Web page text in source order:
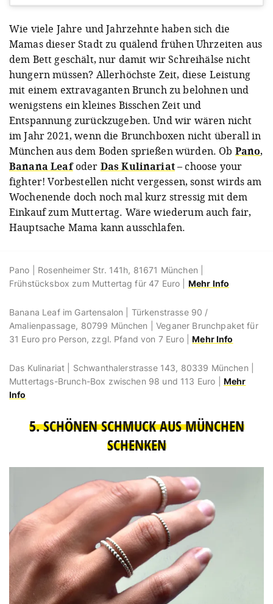
A post shared by Bananaleaf Vegan Pop Up Café (@bananaleafmunich)
Wie viele Jahre und Jahrzehnte haben sich die
Mamas dieser Stadt zu quälend frühen Uhrzeiten aus
dem Bett geschält, nur damit wir Schreihälse nicht
hungern müssen? Allerhöchste Zeit, diese Leistung
mit einem extravaganten Brunch zu belohnen und
wenigstens ein kleines Bisschen Zeit und
Entspannung zurückzugeben. Und wir wären nicht
im Jahr 2021, wenn die Brunchboxen nicht überall in
München aus dem Boden sprießen würden. Ob Pano,
Banana Leafoder Das Kulinariat– choose your
fighter! Vorbestellen nicht vergessen, sonst wirds am
Wochenende doch noch mal kurz stressig mit dem
Einkauf zum Muttertag. Wäre wiederum auch fair,
Hauptsache Mama kann ausschlafen.
Pano | Rosenheimer Str. 141h, 81671 München |
Frühstücksbox zum Muttertag für 47 Euro | Mehr Info
Banana Leaf im Gartensalon | Türkenstrasse 90 /
Amalienpassage, 80799 München | Veganer Brunchpaket für
31 Euro pro Person, zzgl. Pfand von 7 Euro |Mehr Info
Das Kulinariat | Schwanthalerstrasse 143, 80339 München |
Muttertags-Brunch-Box zwischen 98 und 113 Euro | Mehr
Info
5. SCHÖNEN SCHMUCK AUS MÜNCHEN
SCHENKEN